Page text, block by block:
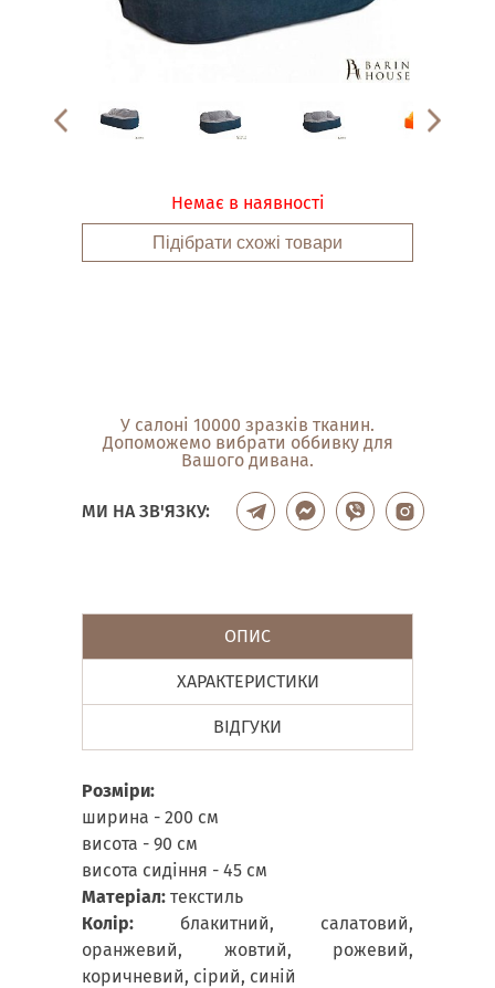
Немає в наявності
Підібрати схожі товари
У салоні 10000 зразків тканин.
Допоможемо вибрати оббивку для
Вашого дивана.
МИ НА ЗВ'ЯЗКУ:
ОПИС
ХАРАКТЕРИСТИКИ
ВІДГУКИ
Розміри:
ширина - 200 см
висота - 90 см
висота сидіння - 45 см
Матеріал: текстиль
Колір: блакитний, салатовий,
оранжевий, жовтий, рожевий,
коричневий, сірий, синій